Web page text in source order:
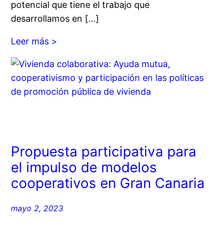
potencial que tiene el trabajo que
desarrollamos en […]
Leer más >
Propuesta participativa para
el impulso de modelos
cooperativos en Gran Canaria
mayo 2, 2023